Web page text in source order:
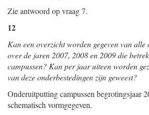
Zie antwoord op vraag 7.
12
Kan een overzicht worden gegeven van alle
over de jaren 2007, 2008 en 2009 die
campussen? Kan per jaar uiteen worden
van deze onderbestedingen zijn geweest?
Onderuitputting campussen begrotingsjaar
schematisch vormgegeven.